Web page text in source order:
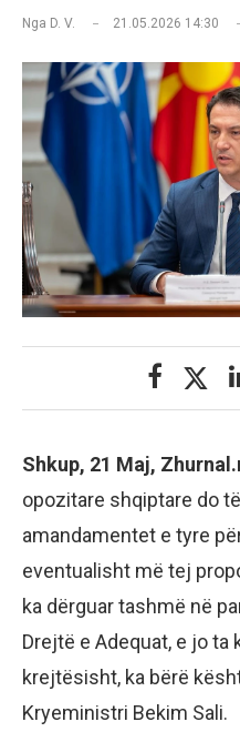
Nga D. V. 21.05.2026 14:30
Shkup, 21 Maj,
opozitare shqiptare do
amandamentet e tyre
eventualisht më tej
ka dërguar tashmë në
Drejtë e Adequat, e jo
krejtësisht, ka bërë
Kryeministri Bekim Sali.